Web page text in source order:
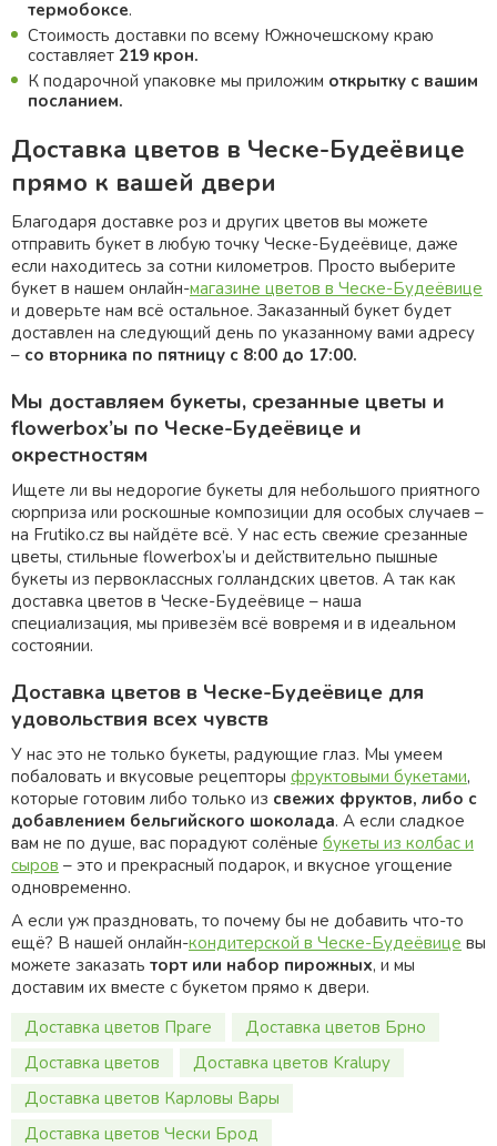
термобоксе.
Стоимость доставки по всему Южночешскому краю
составляет 219 крон.
К подарочной упаковке мы приложим открытку с вашим
посланием.
Доставка цветов в Ческе-Будеёвице
прямо к вашей двери
Благодаря доставке роз и других цветов вы можете
отправить букет в любую точку Ческе-Будеёвице, даже
если находитесь за сотни километров. Просто выберите
букет в нашем онлайн-магазине цветов в Ческе-Будеёвице
и доверьте нам всё остальное. Заказанный букет будет
доставлен на следующий день по указанному вами адресу
– со вторника по пятницу с 8:00 до 17:00.
Мы доставляем букеты, срезанные цветы и
flowerbox’ы по Ческе-Будеёвице и
окрестностям
Ищете ли вы недорогие букеты для небольшого приятного
сюрприза или роскошные композиции для особых случаев –
на Frutiko.cz вы найдёте всё. У нас есть свежие срезанные
цветы, стильные flowerbox’ы и действительно пышные
букеты из первоклассных голландских цветов. А так как
доставка цветов в Ческе-Будеёвице – наша
специализация, мы привезём всё вовремя и в идеальном
состоянии.
Доставка цветов в Ческе-Будеёвице для
удовольствия всех чувств
У нас это не только букеты, радующие глаз. Мы умеем
побаловать и вкусовые рецепторы фруктовыми букетами,
которые готовим либо только из свежих фруктов, либо с
добавлением бельгийского шоколада. А если сладкое
вам не по душе, вас порадуют солёные букеты из колбас и
сыров – это и прекрасный подарок, и вкусное угощение
одновременно.
А если уж праздновать, то почему бы не добавить что-то
ещё? В нашей онлайн-кондитерской в Ческе-Будеёвице вы
можете заказать торт или набор пирожных, и мы
доставим их вместе с букетом прямо к двери.
Доставка цветов Праге
Доставка цветов Брно
Доставка цветов
Доставка цветов Kralupy
Доставка цветов Карловы Вары
Доставка цветов Чески Брод